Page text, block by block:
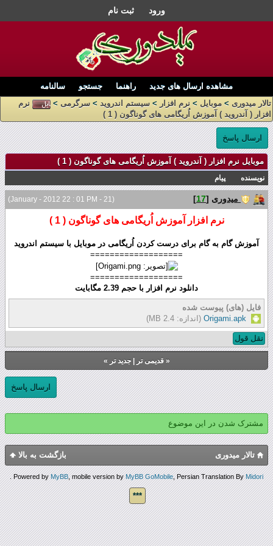
ورود ثبت نام
مشاهده ارسال های جدید راهنما جستجو
سالنامه
تالار میدوری > موبایل > نرم افزار > سیستم اندروید > سرگرمی >
نرم
افزار ( آندروید ) آموزش اُریگامی های گوناگون ( 1 )
ارسال پاسخ
موبایل نرم افزار ( آندروید ) آموزش اُریگامی های گوناگون ( 1 )
نویسنده پیام
(21 - January - 2012 22 : 01 PM) میدوری [
17
]
نرم افزار آموزش اُریگامی های گوناگون ( 1 )
آموزش گام به گام برای درست کردن اُریگامی در موبایل با سیستم اندروید
===================
===================
دانلود نرم افزار با حجم 2.39 مگابایت
فایل (های) پیوست شده
Origami.apk (اندازه: 2.4 MB)
نقل قول
«قدیمی تر |جدید تر »
ارسال پاسخ
مشترک شدن در این موضوع
بازگشت به بالا تالار میدوری
Powered byMyBB, mobile version byMyBB GoMobile, Persian Translation ByMidori
.
***